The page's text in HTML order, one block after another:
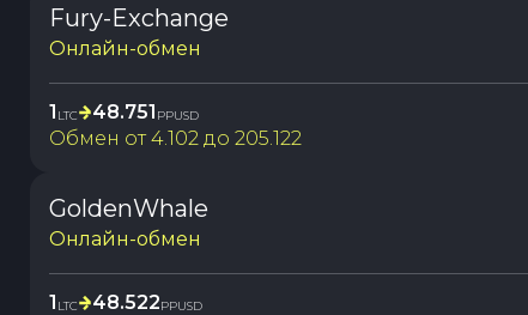
Fury-Exchange
Онлайн-обмен
1 LTC 48.751 PPUSD
Обмен от4.102 до 205.122
GoldenWhale
Онлайн-обмен
1 LTC 48.522PPUSD